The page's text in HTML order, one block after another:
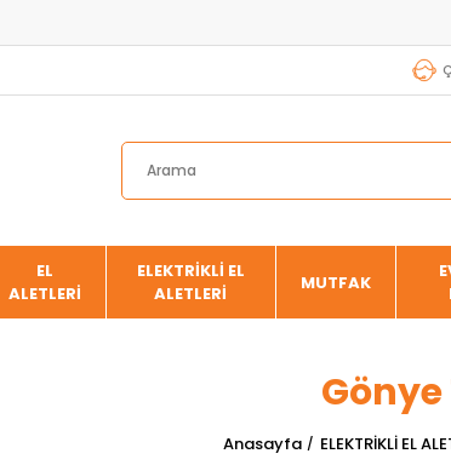
EL
ALETLERİ
ELEKTRİKLİ EL
ALETLERİ
MUTFAK
Anasayfa ELEKTRİKLİ EL